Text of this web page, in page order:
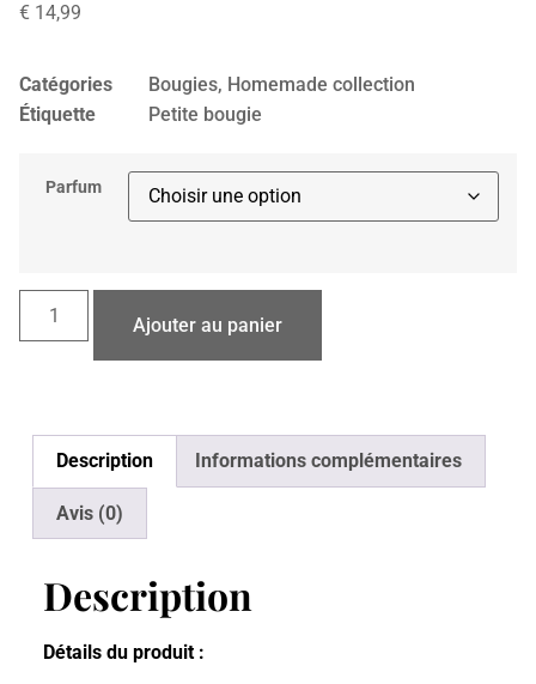
€ 14,99
Catégories Bougies, Homemade collection
Étiquette
Petite bougie
Parfum
Ajouter au panier
Description Informations complémentaires
Avis (0)
Description
Détails du produit :